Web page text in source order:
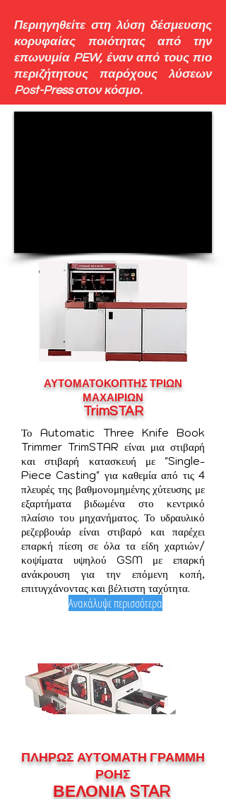
Περιηγηθείτε στη λύση δέσμευσης
κορυφαίας ποιότητας από την
επωνυμία PEW, έναν από τους πιο
περιζήτητους παρόχους λύσεων
Post-Press στον κόσμο.
ΑΥΤΟΜΑΤΟΚΟΠΤΗΣ ΤΡΙΩΝ
ΜΑΧΑΙΡΙΩΝ
TrimSTAR
Το Automatic Three Knife Book
Trimmer TrimSTAR είναι μια στιβαρή
και στιβαρή κατασκευή με "Single-
Piece Casting" για καθεμία από τις 4
πλευρές της βαθμονομημένης χύτευσης με
εξαρτήματα βιδωμένα στο κεντρικό
πλαίσιο του μηχανήματος. Το υδραυλικό
ρεζερβουάρ είναι στιβαρό και παρέχει
επαρκή πίεση σε όλα τα είδη χαρτιών/
κοψίματα υψηλού GSM με επαρκή
ανάκρουση για την επόμενη κοπή,
επιτυγχάνοντας και βέλτιστη ταχύτητα.
Ανακάλυψε περισσότερα
ΠΛΗΡΩΣ ΑΥΤΟΜΑΤΗΓΡΑΜΜΗ
ΡΟΗΣ
ΒΕΛΟΝΙΑ STAR